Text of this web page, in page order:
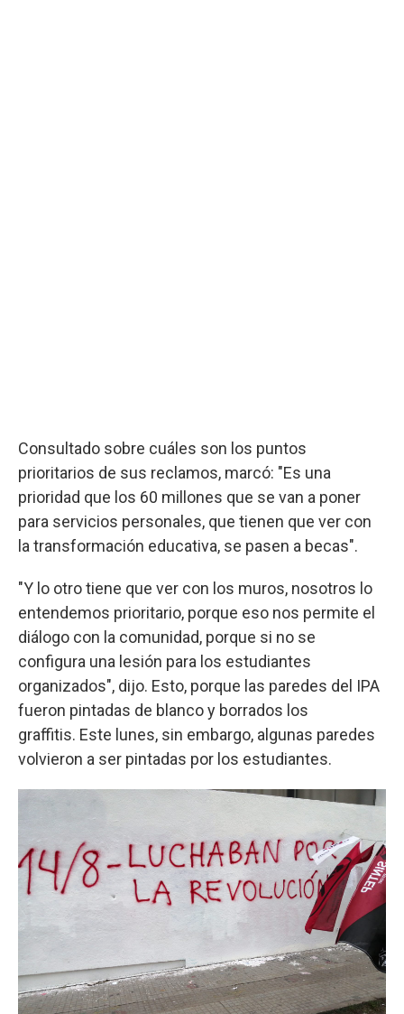
Consultado sobre cuáles son los puntos
prioritarios de sus reclamos, marcó: "Es una
prioridad que los 60 millones que se van a poner
para servicios personales, que tienen que ver con
la transformación educativa, se pasen a becas".
"Y lo otro tiene que ver con los muros, nosotros lo
entendemos prioritario, porque eso nos permite el
diálogo con la comunidad, porque si no se
configura una lesión para los estudiantes
organizados", dijo. Esto, porque las paredes del IPA
fueron pintadas de blanco y borrados los
graffitis. Este lunes, sin embargo, algunas paredes
volvieron a ser pintadas por los estudiantes.